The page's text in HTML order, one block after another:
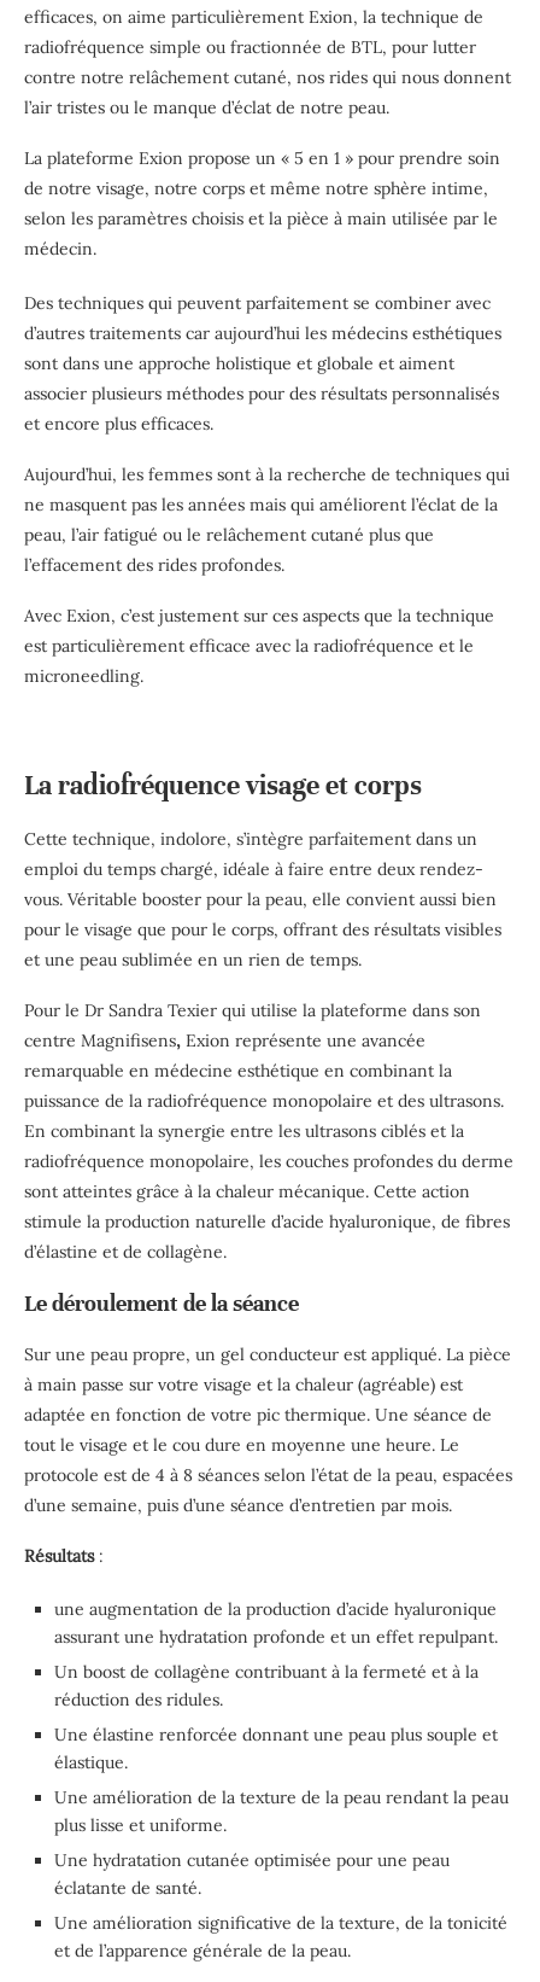
efficaces, on aime particulièrement Exion, la technique de
radiofréquence simple ou fractionnée de BTL, pour lutter
contre notre relâchement cutané, nos rides qui nous donnent
l’air tristes ou le manque d’éclat de notre peau.
La plateforme Exion propose un « 5 en 1 » pour prendre soin
de notre visage, notre corps et même notre sphère intime,
selon les paramètres choisis et la pièce à main utilisée par le
médecin.
Des techniques qui peuvent parfaitement se combiner avec
d’autres traitements car aujourd’hui les médecins esthétiques
sont dans une approche holistique et globale et aiment
associer plusieurs méthodes pour des résultats personnalisés
et encore plus efficaces.
Aujourd’hui, les femmes sont à la recherche de techniques qui
ne masquent pas les années mais qui améliorent l’éclat de la
peau, l’air fatigué ou le relâchement cutané plus que
l’effacement des rides profondes.
Avec Exion, c’est justement sur ces aspects que la technique
est particulièrement efficace avec la radiofréquence et le
microneedling.
La radiofréquence visage et corps
Cette technique, indolore, s’intègre parfaitement dans un
emploi du temps chargé, idéale à faire entre deux rendez-
vous. Véritable booster pour la peau, elle convient aussi bien
pour le visage que pour le corps, offrant des résultats visibles
et une peau sublimée en un rien de temps.
Pour le Dr Sandra Texier qui utilise la plateforme dans son
centre Magnifisens, Exion représente une avancée
remarquable en médecine esthétique en combinant la
puissance de la radiofréquence monopolaire et des ultrasons.
En combinant la synergie entre les ultrasons ciblés et la
radiofréquence monopolaire, les couches profondes du derme
sont atteintes grâce à la chaleur mécanique. Cette action
stimule la production naturelle d’acide hyaluronique, de fibres
d’élastine et de collagène.
Le déroulement de la séance
Sur une peau propre, un gel conducteur est appliqué. La pièce
à main passe sur votre visage et la chaleur (agréable) est
adaptée en fonction de votre pic thermique. Une séance de
tout le visage et le cou dure en moyenne une heure. Le
protocole est de 4 à 8 séances selon l’état de la peau, espacées
d’une semaine, puis d’une séance d’entretien par mois.
Résultats :
une augmentation de la production d’acide hyaluronique
assurant une hydratation profonde et un effet repulpant.
Un boost de collagène contribuant à la fermeté et à la
réduction des ridules.
Une élastine renforcée donnant une peau plus souple et
élastique.
Une amélioration de la texture de la peau rendant la peau
plus lisse et uniforme.
Une hydratation cutanée optimisée pour une peau
éclatante de santé.
Une amélioration significative de la texture, de la tonicité
et de l’apparence générale de la peau.